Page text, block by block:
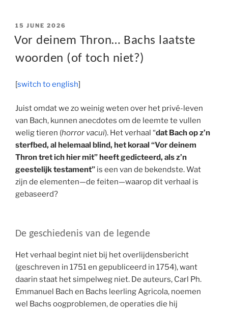
POSTED
ON
15 JUNE 2026
Vor deinem Thron… Bachs laatste
woorden (of toch niet?)
[switch to english]
Juist omdat we zo weinig weten over het privé-leven
van Bach, kunnen anecdotes om de leemte te vullen
welig tieren (horror vacui). Het verhaal “dat Bach op z’n
sterfbed, al helemaal blind, het koraal “Vor deinem
Thron tret ich hier mit” heeft gedicteerd, als z’n
geestelijk testament” is een van de bekendste. Wat
zijn de elementen—de feiten—waarop dit verhaal is
gebaseerd?
De geschiedenis van de legende
Het verhaal begint niet bij het overlijdensbericht
(geschreven in 1751 en gepubliceerd in 1754), want
daarin staat het simpelweg niet. De auteurs, Carl Ph.
Emmanuel Bach en Bachs leerling Agricola, noemen
wel Bachs oogproblemen, de operaties die hij